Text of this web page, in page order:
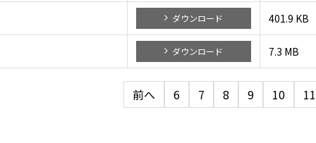
ダウンロード 401.9 KB
ダウンロード 7.3 MB
前へ 6 7 8 9 10 11